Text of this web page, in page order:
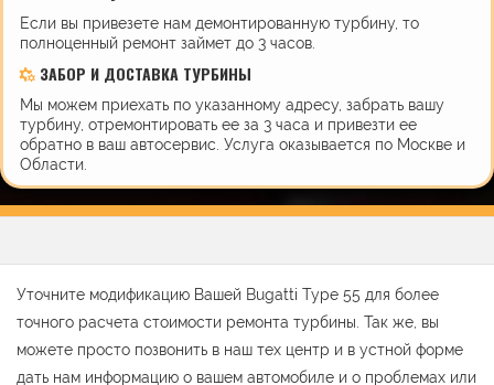
Если вы привезете нам демонтированную турбину, то
полноценный ремонт займет до 3 часов.
ЗАБОР И ДОСТАВКА ТУРБИНЫ
Мы можем приехать по указанному адресу, забрать вашу
турбину, отремонтировать ее за 3 часа и привезти ее
обратно в ваш автосервис. Услуга оказывается по Москве и
Области.
Уточните модификацию Вашей Bugatti Type 55 для более
точного расчета стоимости ремонта турбины. Так же, вы
можете просто позвонить в наш тех центр и в устной форме
дать нам информацию о вашем автомобиле и о проблемах или